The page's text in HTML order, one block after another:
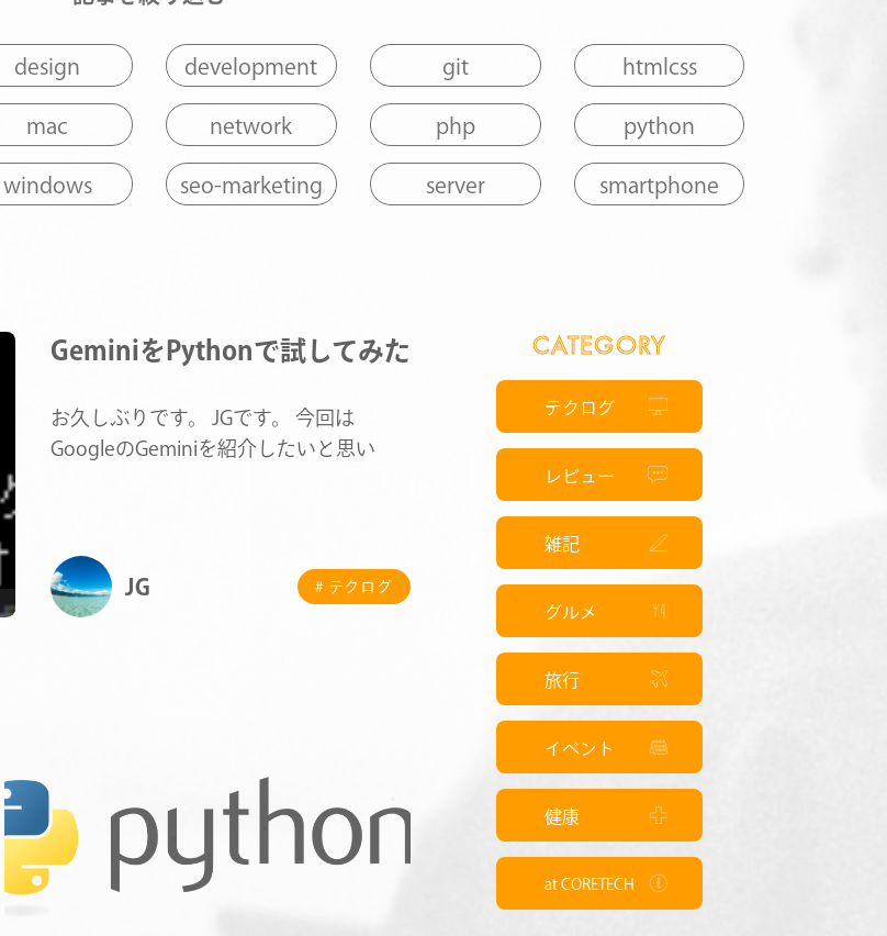
COMPANY
NEWS
CONTACT
GeminiをPythonで試してみた
お久しぶりです。 JGです。 今回は
GoogleのGeminiを紹介したいと思いま
JG # テクログ
design development git htmlcss
mac network php python
windows seo-marketing server smartphone
CATEGORY
テクログ
レビュー
雑記
グルメ
旅行
イベント
健康
at CORETECH